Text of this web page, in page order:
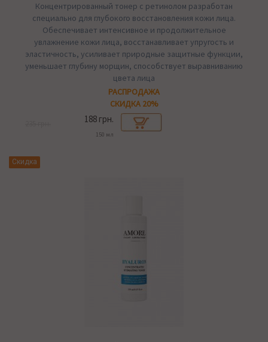
Концентрированный тонер с ретинолом разработан
специально для глубокого восстановления кожи лица.
Oбеспечивает интенсивное и продолжительное
увлажнение кожи лица, восстанавливает упругость и
эластичность, усиливает природные защитные функции,
уменьшает глубину морщин, способствует выравниванию
цвета лица
РАСПРОДАЖА
СКИДКА 20%
188 грн.
150 мл
Хит
Скидка